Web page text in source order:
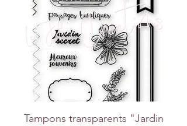
Tampons transparents "Jardin